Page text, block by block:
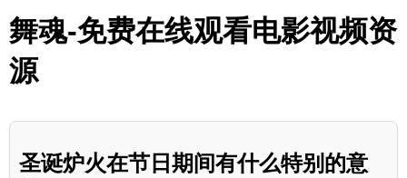
舞魂-免费在线观看电影视频资
源
圣诞炉火在节日期间有什么特别的意